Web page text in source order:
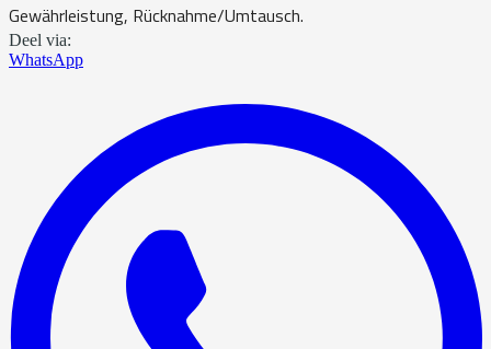
Gewährleistung, Rücknahme/Umtausch.
Deel via:
WhatsApp